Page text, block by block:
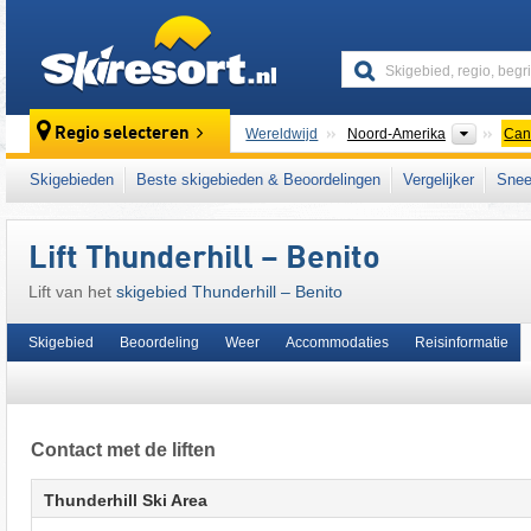
Regio selecteren Wereldwijd Noord-Amerika
Dit skigebied ligt ook in: Canadian Prairies
Skigebieden Beste skigebieden & Beoordelingen Vergelijker
Lift Thunderhill – Benito
Lift van het skigebied Thunderhill – Benito
Skigebied Beoordeling Weer Accommodaties Reisinformatie
Contact met de liften
Thunderhill Ski Area